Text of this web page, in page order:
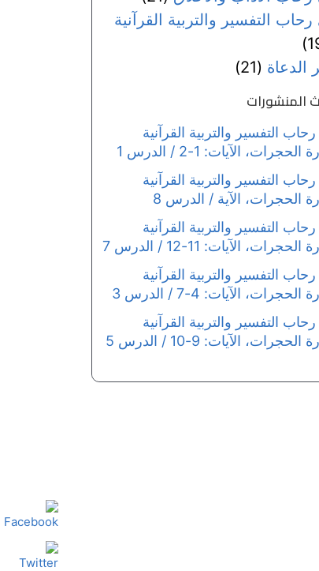
التفسير والتربية القرآنية
الدعاة (21)
المنشورات
التفسير والتربية القرآنية
الآيات: 1-2 / الدرس 1
التفسير والتربية القرآنية
الحجرات، الآية / الدرس 8
التفسير والتربية القرآنية
الآيات: 11-12 / الدرس 7
التفسير والتربية القرآنية
الآيات: 4-7 / الدرس 3
التفسير والتربية القرآنية
الآيات: 9-10 / الدرس 5